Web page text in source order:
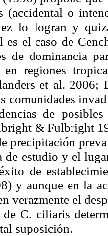
(accidental o
lo logran y
es el caso de
de dominancia
en regiones
et al. 2006;
comunidades
de
& Fulbright
precipitación
de estudio y el
de
y aunque en la
verazmente el
de C. ciliaris
suposición.